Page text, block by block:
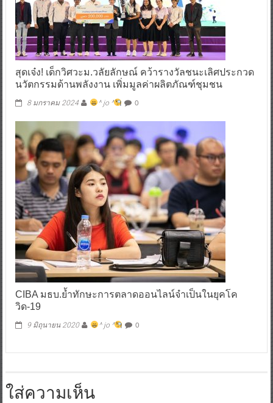
สุดเจ๋ง! เด็กวิศวะม.วลัยลักษณ์ คว้ารางวัลชนะเลิศประกวด
นวัตกรรมด้านพลังงาน เพิ่มมูลค่าผลิตภัณฑ์ชุมชน
8 มกราคม 2024 ^ jo ^ 0
CIBA มธบ.ย้ำทักษะการตลาดออนไลน์จำเป็นในยุคโค
วิด-19
9 มิถุนายน 2020 ^ jo ^ 0
ใส่ความเห็น